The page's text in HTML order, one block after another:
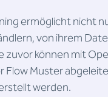
ermöglicht nicht
von ihrem
zuvor können mit
Flow Muster
werden.